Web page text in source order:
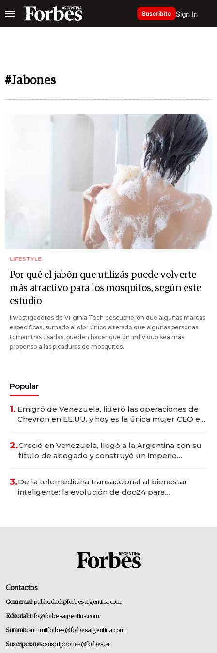
Suscribite Sign In
#Jabones
LIFESTYLE
Por qué el jabón que utilizás puede volverte
más atractivo para los mosquitos, según este
estudio
Investigadores de Virginia Tech descubrieron que algunas marcas
específicas, sumado al olor único alterado que algunas personas
toman tras usarlas, pueden hacer que un individuo sea más
propenso a las picaduras de mosquitos.
Popular
1. Emigró de Venezuela, lideró las operaciones de
Chevron en EE.UU. y hoy es la única mujer CEO en
2.Creció en Venezuela, llegó a la Argentina con su
título de abogado y construyó un imperio
3.De la telemedicina transaccional al bienestar
inteligente: la evolución de doc24 para
Contactos
Comercial:publicidad@forbesargentina.com
Editorial:info@forbesargentina.com
Summit:summitforbes@forbesargentina.com
Suscripciones:suscripciones@forbes.ar